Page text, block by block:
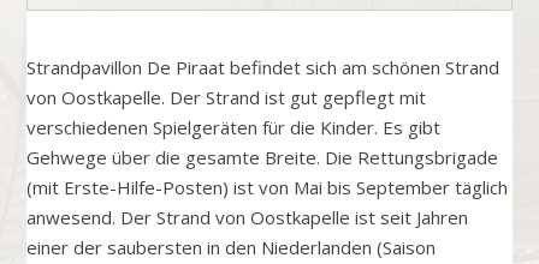
Strandpavillon De Piraat befindet sich am schönen Strand
von Oostkapelle. Der Strand ist gut gepflegt mit
verschiedenen Spielgeräten für die Kinder. Es gibt
Gehwege über die gesamte Breite. Die Rettungsbrigade
(mit Erste-Hilfe-Posten) ist von Mai bis September täglich
anwesend. Der Strand von Oostkapelle ist seit Jahren
einer der saubersten in den Niederlanden (Saison